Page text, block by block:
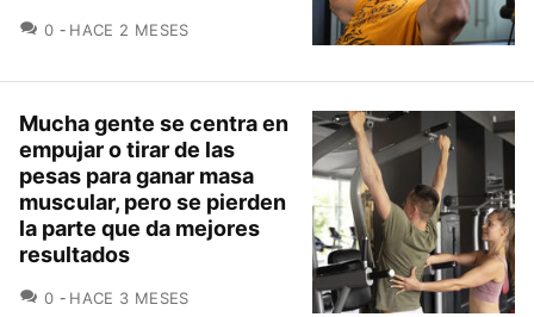
0 COMENTARIOS
HACE 2 MESES
Mucha gente se centra en
empujar o tirar de las
pesas para ganar masa
muscular, pero se pierden
la parte que da mejores
resultados
0 COMENTARIOS
HACE 3 MESES